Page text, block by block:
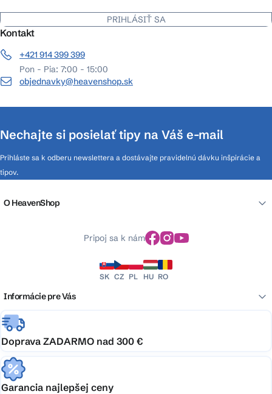
PRIHLÁSIŤ SA
Kontakt
+421 914 399 399
Pon - Pia: 7:00 - 15:00
objednavky@heavenshop.sk
Nechajte si posielať tipy na Váš e-mail
Prihláste sa k odberu newslettera a dostávajte pravidelnú dávku inšpirácie a
tipov.
O HeavenShop
Pripoj sa k nám
SK CZ PL HU RO
Informácie pre Vás
Doprava ZADARMO nad 300 €
Garancia najlepšej ceny